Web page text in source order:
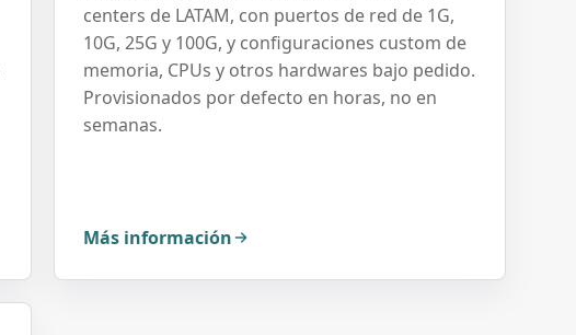
centers de LATAM, con puertos de red de 1G,
10G, 25G y 100G, y configuraciones custom de
memoria, CPUs y otros hardwares bajo pedido.
Provisionados por defecto en horas, no en
semanas.
Más información